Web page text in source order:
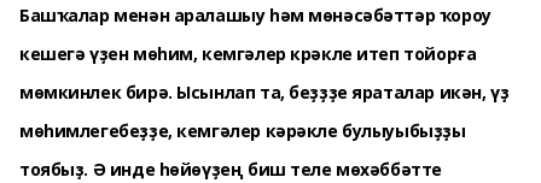
Башҡалар менән аралашыу һәм мөнәсәбәттәр ҡороу
кешегә үҙен мөһим, кемгәлер крәкле итеп тойорға
мөмкинлек бирә. Ысынлап та, беҙҙҙе яраталар икән, үҙ
мөһимлегебеҙҙе, кемгәлер кәрәкле булыуыбыҙҙы
тоябыҙ. Ә инде һөйөүҙең биш теле мөхәббәтте